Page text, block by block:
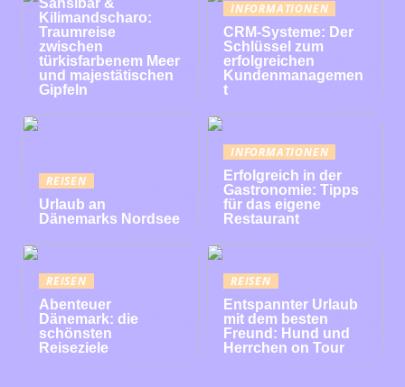
Sansibar &
Kilimandscharo:
Traumreise
zwischen
türkisfarbenem Meer
und majestätischen
Gipfeln
INFORMATIONEN
CRM-Systeme: Der
Schlüssel zum
erfolgreichen
Kundenmanagemen
t
REISEN
Urlaub an
Dänemarks Nordsee
INFORMATIONEN
Erfolgreich in der
Gastronomie: Tipps
für das eigene
Restaurant
REISEN
Abenteuer
Dänemark: die
schönsten
Reiseziele
REISEN
Entspannter Urlaub
mit dem besten
Freund: Hund und
Herrchen on Tour